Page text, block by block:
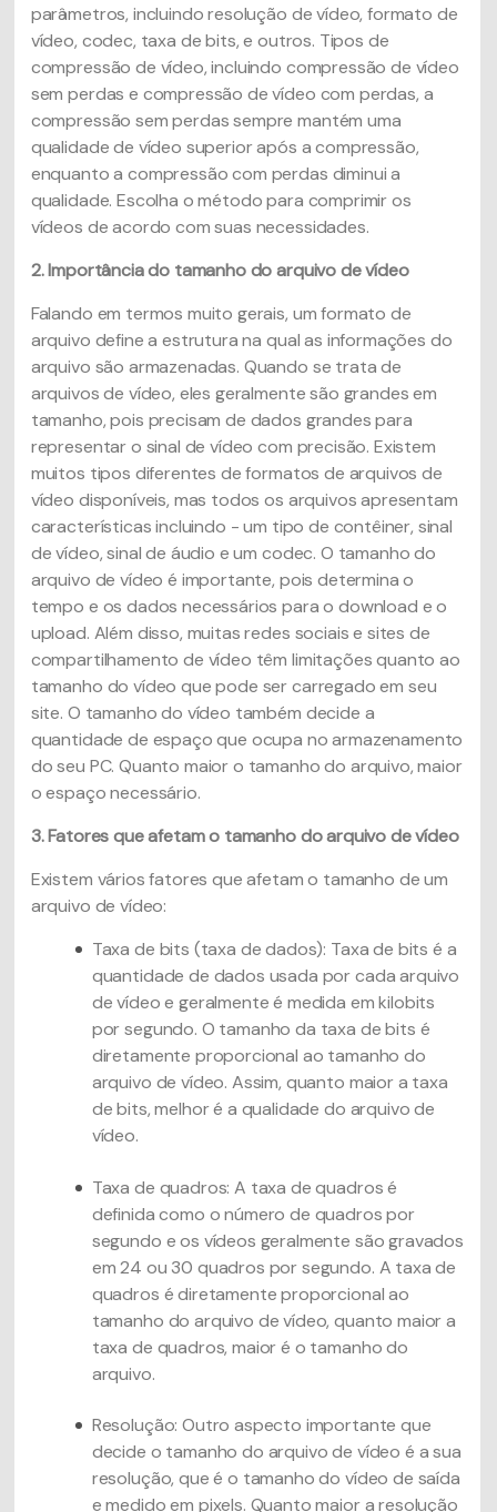
parâmetros, incluindo resolução de vídeo, formato de
vídeo, codec, taxa de bits, e outros. Tipos de
compressão de vídeo, incluindo compressão de vídeo
sem perdas e compressão de vídeo com perdas, a
compressão sem perdas sempre mantém uma
qualidade de vídeo superior após a compressão,
enquanto a compressão com perdas diminui a
qualidade. Escolha o método para comprimir os
vídeos de acordo com suas necessidades.
2. Importância do tamanho do arquivo de vídeo
Falando em termos muito gerais, um formato de
arquivo define a estrutura na qual as informações do
arquivo são armazenadas. Quando se trata de
arquivos de vídeo, eles geralmente são grandes em
tamanho, pois precisam de dados grandes para
representar o sinal de vídeo com precisão. Existem
muitos tipos diferentes de formatos de arquivos de
vídeo disponíveis, mas todos os arquivos apresentam
características incluindo - um tipo de contêiner, sinal
de vídeo, sinal de áudio e um codec. O tamanho do
arquivo de vídeo é importante, pois determina o
tempo e os dados necessários para o download e o
upload. Além disso, muitas redes sociais e sites de
compartilhamento de vídeo têm limitações quanto ao
tamanho do vídeo que pode ser carregado em seu
site. O tamanho do vídeo também decide a
quantidade de espaço que ocupa no armazenamento
do seu PC. Quanto maior o tamanho do arquivo, maior
o espaço necessário.
3. Fatores que afetam o tamanho do arquivo de vídeo
Existem vários fatores que afetam o tamanho de um
arquivo de vídeo:
Taxa de bits (taxa de dados): Taxa de bits é a
quantidade de dados usada por cada arquivo
de vídeo e geralmente é medida em kilobits
por segundo. O tamanho da taxa de bits é
diretamente proporcional ao tamanho do
arquivo de vídeo. Assim, quanto maior a taxa
de bits, melhor é a qualidade do arquivo de
vídeo.
Taxa de quadros: A taxa de quadros é
definida como o número de quadros por
segundo e os vídeos geralmente são gravados
em 24 ou 30 quadros por segundo. A taxa de
quadros é diretamente proporcional ao
tamanho do arquivo de vídeo, quanto maior a
taxa de quadros, maior é o tamanho do
arquivo.
Resolução: Outro aspecto importante que
decide o tamanho do arquivo de vídeo é a sua
resolução, que é o tamanho do vídeo de saída
e medido em pixels. Quanto maior a resolução